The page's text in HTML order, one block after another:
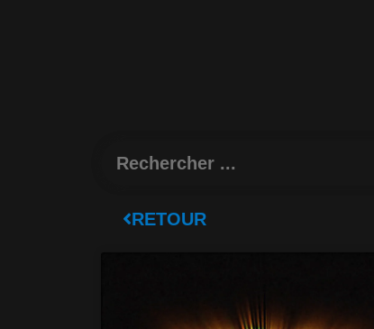
Rechercher
RETOUR